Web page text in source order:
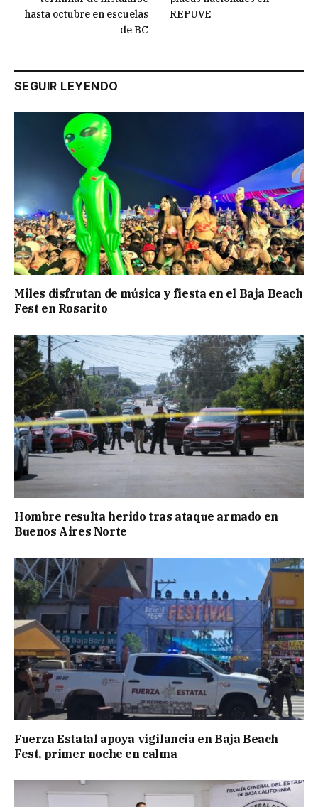
hasta octubre en escuelas
de BC
REPUVE
SEGUIR LEYENDO
Miles disfrutan de música y fiesta en el Baja Beach
Fest en Rosarito
Hombre resulta herido tras ataque armado en
Buenos Aires Norte
Fuerza Estatal apoya vigilancia en Baja Beach
Fest, primer noche en calma